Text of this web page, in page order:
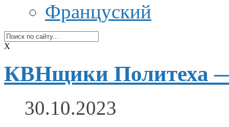
Француский
X
КВНщики Политеха
30.10.2023